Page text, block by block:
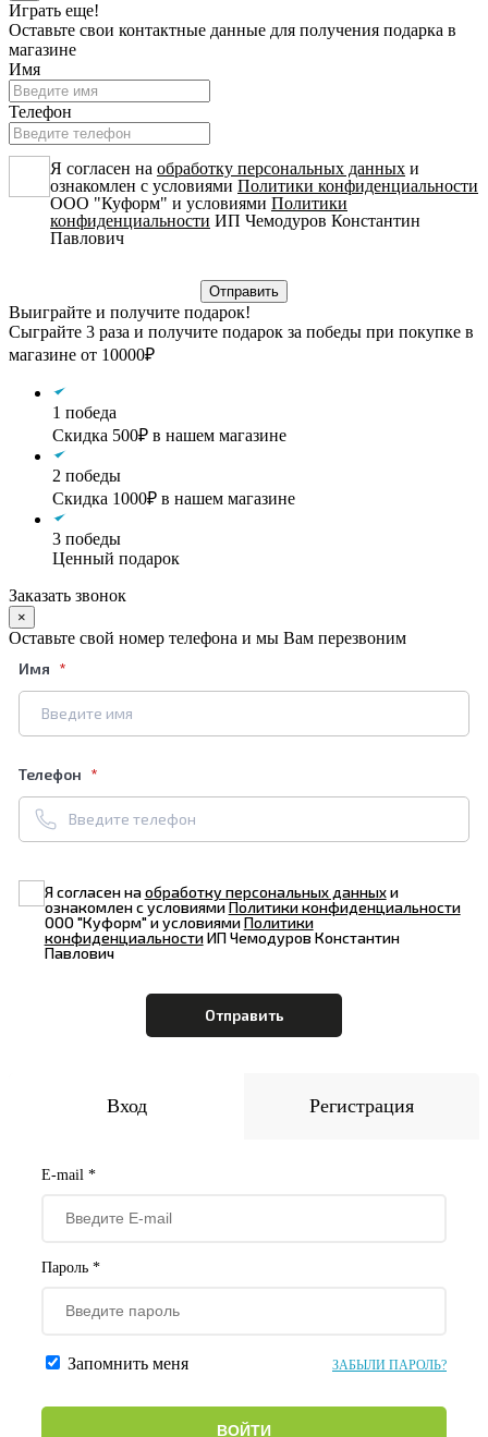
Играть еще!
Оставьте свои контактные данные для получения подарка в
магазине
Имя
Телефон
Я согласен на обработку персональных данных и
ознакомлен с условиями Политики конфиденциальности
ООО "Куформ" и условиями Политики
конфиденциальности ИП Чемодуров Константин
Павлович
Выиграйте и получите подарок!
Сыграйте 3 раза и получите подарок за победы при покупке в
магазине от 10000₽
1 победа
Скидка 500₽ в нашем магазине
2 победы
Скидка 1000₽ в нашем магазине
3 победы
Ценный подарок
Заказать звонок
×
Оставьте свой номер телефона и мы Вам перезвоним
Имя
Телефон
Я согласен наобработку персональных данныхи
ознакомлен с условиямиПолитики конфиденциальности
ООО "Куформ" и условиямиПолитики
конфиденциальностиИП Чемодуров Константин
Павлович
Вход Регистрация
E-mail *
Пароль *
Запомнить меня ЗАБЫЛИ ПАРОЛЬ?